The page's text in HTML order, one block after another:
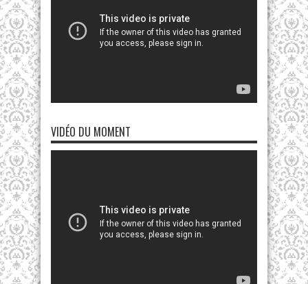
VIDÉO DU MOMENT